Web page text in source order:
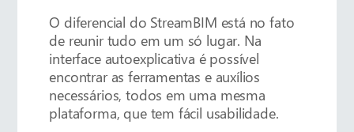
O diferencial do StreamBIM está no fato
de reunir tudo em um só lugar. Na
interface autoexplicativa é possível
encontrar as ferramentas e auxílios
necessários, todos em uma mesma
plataforma, que tem fácil usabilidade.